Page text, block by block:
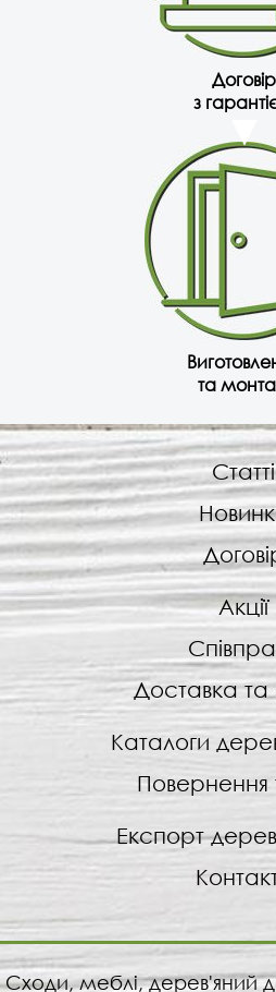
Договір
з
та
Статті
Акції
Доставка та
Каталоги
Повернення
Експорт
Сходи, меблі, дерев'яний